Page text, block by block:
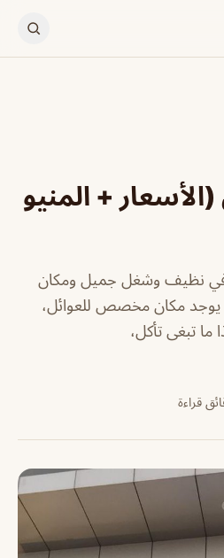
+ المنيو
نظيف وشغل جميل ومكان
يوجد مكان مخصص للعوائل،
ما تبغى تأكل،